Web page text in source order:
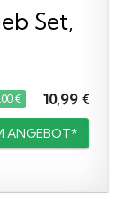
Set,
€ 10,99 €
ANGEBOT*